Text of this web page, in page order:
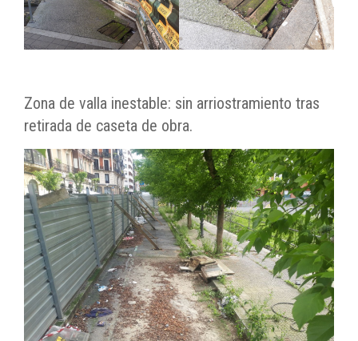
Zona de valla inestable: sin arriostramiento tras
retirada de caseta de obra.